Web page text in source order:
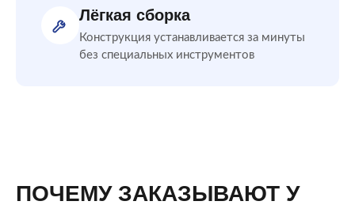
Лёгкая сборка
Конструкция устанавливается за минуты
без специальных инструментов
ПОЧЕМУ ЗАКАЗЫВАЮТ У